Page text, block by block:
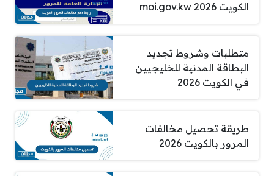
الكويت 2026 moi.gov.kw
متطلبات وشروط تجديد
البطاقة المدنية للخليجيين
في الكويت 2026
طريقة تحصيل مخالفات
المرور بالكويت 2026